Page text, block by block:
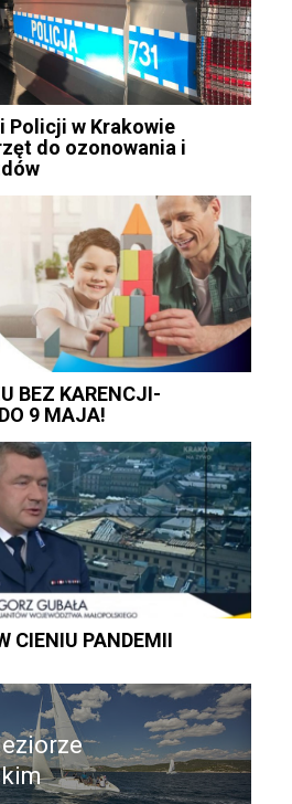
Policji w Krakowie
do ozonowania i
BEZ KARENCJI-
9 MAJA!
CIENIU PANDEMII